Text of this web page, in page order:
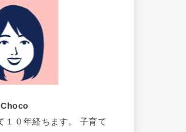
Choco
１０年経ちます。 子育て